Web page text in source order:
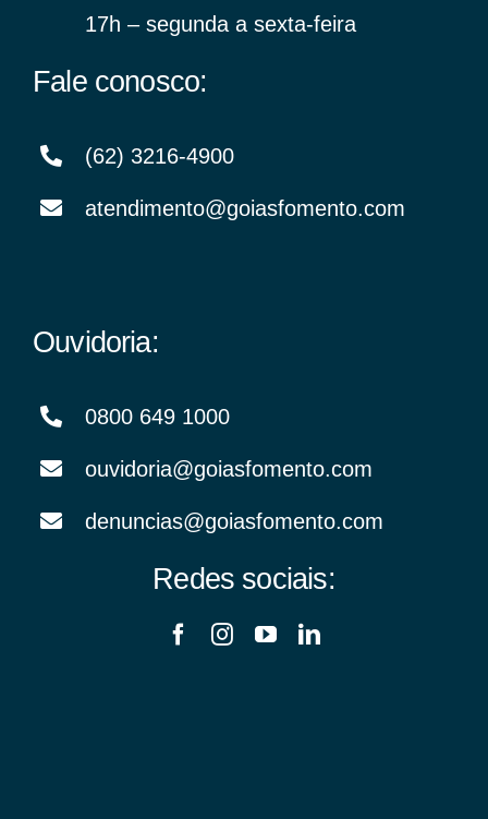
17h – segunda a sexta-feira
Fale conosco:
(62) 3216-4900
atendimento@goiasfomento.com
Ouvidoria:
0800 649 1000
ouvidoria@goiasfomento.com
denuncias@goiasfomento.com
Redes sociais: